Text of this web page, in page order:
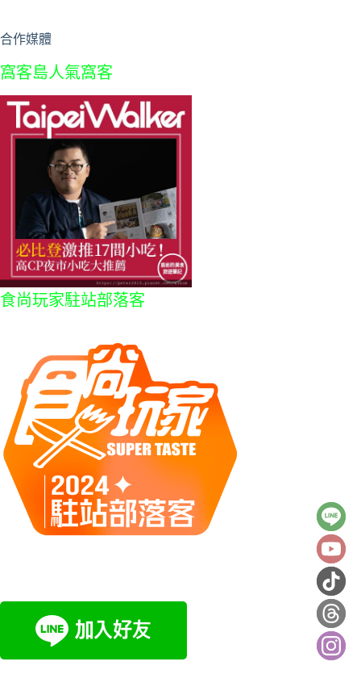
合作媒體
窩客島人氣窩客
食尚玩家駐站部落客